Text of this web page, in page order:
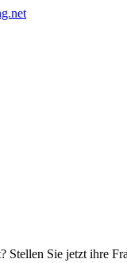
Stellen Sie jetzt ihre